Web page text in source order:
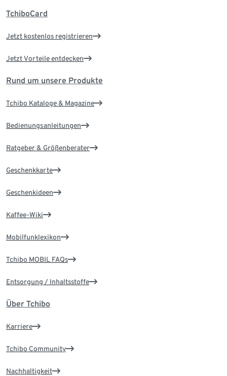
TchiboCard
Jetzt kostenlos registrieren
Jetzt Vorteile entdecken
Rund um unsere Produkte
Tchibo Kataloge & Magazine
Bedienungsanleitungen
Ratgeber & Größenberater
Geschenkkarte
Geschenkideen
Kaffee-Wiki
Mobilfunklexikon
Tchibo MOBIL FAQs
Entsorgung / Inhaltsstoffe
Über Tchibo
Karriere
Tchibo Community
Nachhaltigkeit